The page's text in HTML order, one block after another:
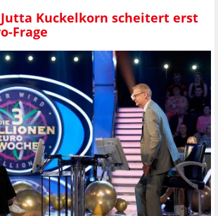
Kuckelkorn scheitert erst
Frage